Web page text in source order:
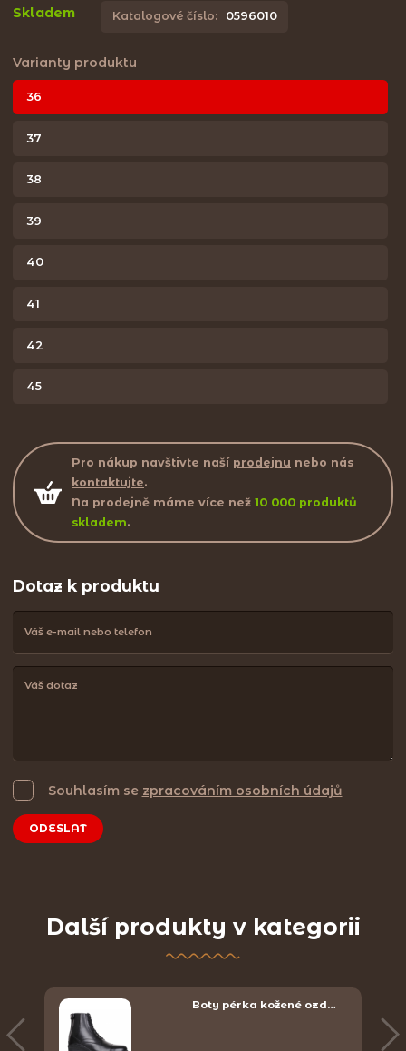
Skladem Katalogové číslo: 0596010
Varianty produktu
36
37
38
39
40
41
42
45
Pro nákup navštivte naší prodejnu nebo nás
kontaktujte.
Na prodejně máme více než 10 000 produktů
skladem.
Dotaz k produktu
Souhlasím se zpracováním osobních údajů
ODESLAT
Další produkty v kategorii
Boty pérka kožené ozd…